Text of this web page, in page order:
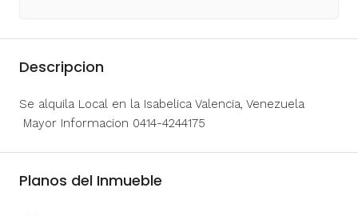
Descripcion
Se alquila Local en la Isabelica Valencia, Venezuela
Mayor Informacion 0414-4244175
Planos del Inmueble